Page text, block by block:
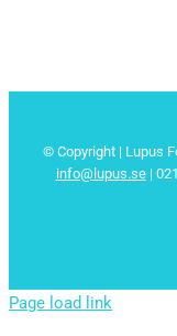
© Copyright | Lupus
info@lupus.se|
Page load link